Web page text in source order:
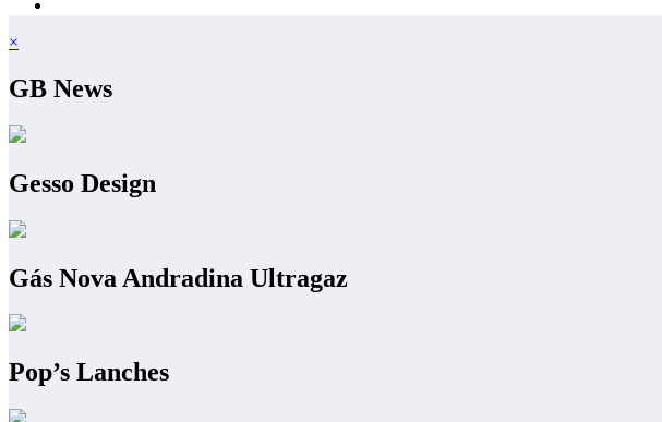
×
GB News
Gesso Design
Gás Nova Andradina Ultragaz
Pop’s Lanches